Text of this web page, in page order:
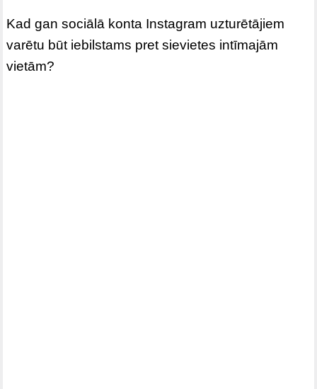
Kad gan sociālā konta Instagram uzturētājiem
varētu būt iebilstams pret sievietes intīmajām
vietām?